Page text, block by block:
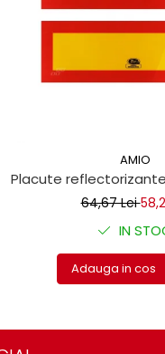
17x25cm
AMIO
Placute
64,67 Lei
IN
Adauga in cos